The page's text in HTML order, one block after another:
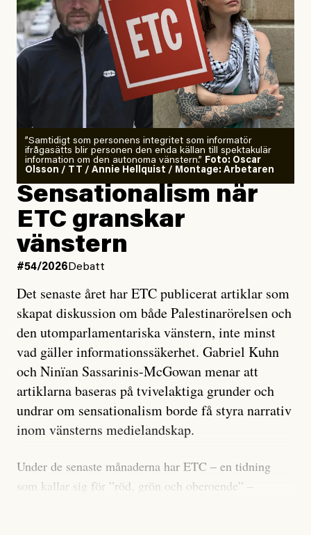
”Samtidigt som personens integritet som informatör
ifrågasätts blir personen den enda källan till spektakulär
information om den autonoma vänstern.” Foto: Oscar
Olsson / TT / Annie Hellquist / Montage: Arbetaren
Sensationalism när
ETC granskar
vänstern
#54/2026 Debatt
Det senaste året har ETC publicerat artiklar som
skapat diskussion om både Palestinarörelsen och
den utomparlamentariska vänstern, inte minst
vad gäller informationssäkerhet. Gabriel Kuhn
och Ninïan Sassarinis-McGowan menar att
artiklarna baseras på tvivelaktiga grunder och
undrar om sensationalism borde få styra narrativ
inom vänsterns medielandskap.
Under de senaste månaderna har ETC – en tidning
som kallar sig för ”röd, grön och oberoende” –